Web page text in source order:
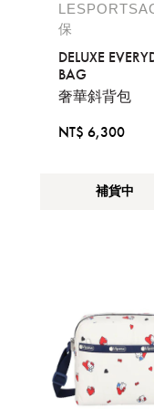
保
DELUXE
BAG
奢華斜背包
NT$ 6,300
補貨中